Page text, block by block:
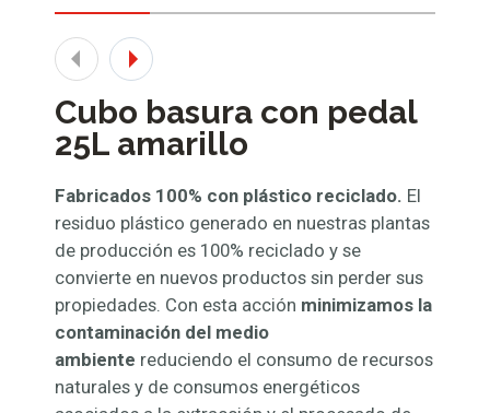
Cubo basura con pedal
25L amarillo
Fabricados 100% con plástico reciclado. El
residuo plástico generado en nuestras plantas
de producción es 100% reciclado y se
convierte en nuevos productos sin perder sus
propiedades. Con esta acción minimizamos la
contaminación del medio
ambiente reduciendo el consumo de recursos
naturales y de consumos energéticos